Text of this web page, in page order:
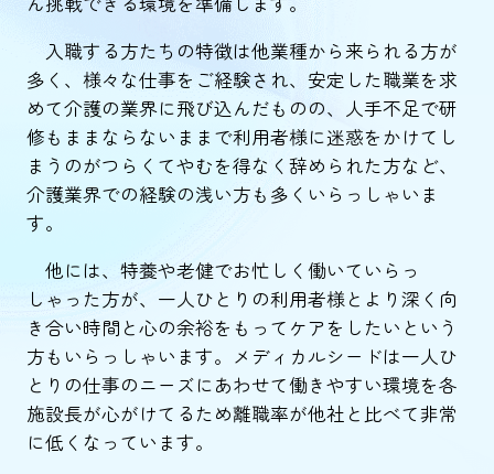
入職する方たちの特徴は他業種から来られる方が
多く、様々な仕事をご経験され、安定した職業を求
めて介護の業界に飛び込んだものの、人手不足で研
修もままならないままで利用者様に迷惑をかけてし
まうのがつらくてやむを得なく辞められた方など、
介護業界での経験の浅い方も多くいらっしゃいま
す。
他には、特養や老健でお忙しく働いていらっ
しゃった方が、一人ひとりの利用者様とより深く向
き合い時間と心の余裕をもってケアをしたいという
方もいらっしゃいます。メディカルシードは一人ひ
とりの仕事のニーズにあわせて働きやすい環境を各
施設長が心がけてるため離職率が他社と比べて非常
に低くなっています。